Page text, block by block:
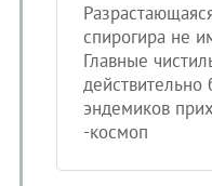
спирогира не
Главные
эндемиков
-космоп